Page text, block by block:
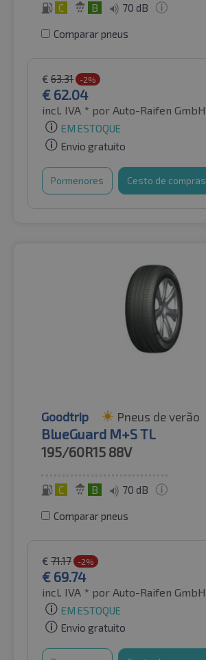
C B 70 dB
Comparar pneus
€ 63.31 -2%
€ 62.04
incl. IVA * por Auto-Raifen GmbH
EM ESTOQUE
Envio gratuito
Pormenores Cesto de compras
Goodtrip Pneus de verão
BlueGuard M+S TL
195/60R15 88V
C B 70 dB
Comparar pneus
€ 71.17 -2%
€ 69.74
incl. IVA * por Auto-Raifen GmbH
EM ESTOQUE
Envio gratuito